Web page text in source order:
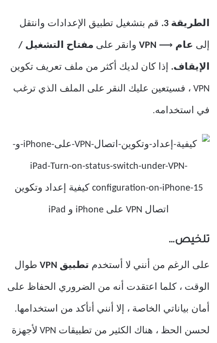
الطريقة 3. قم بتشغيل تطبيق الإعدادات وانتقل
إلى عام ⟶
VPN وانقر على مفتاح التشغيل /
الإيقاف. إذا كان لديك أكثر من ملف تعريف تكوين
VPN ، فسيتعين عليك النقر على الملف الذي ترغب
في استخدامه.
تلخيص…
على الرغم من أنني لا أستخدم تطبيق VPN طوال
الوقت ، كلما اعتقدت أنه من الضروري الحفاظ على
أمان بياناتي الخاصة ، إلا أنني أتأكد من استخدامها.
لحسن الحظ ، هناك الكثير من تطبيقات VPN لأجهزة